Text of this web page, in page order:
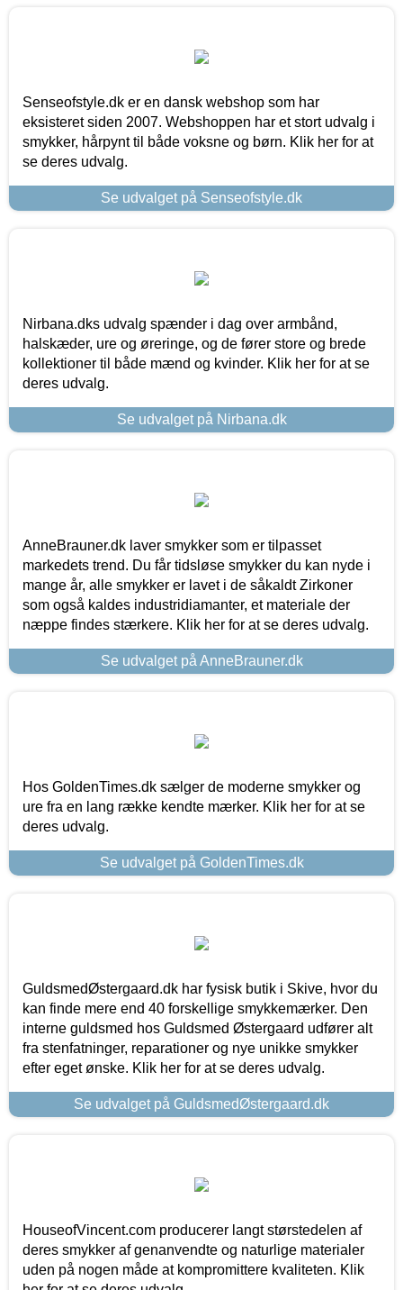
Senseofstyle.dk er en dansk webshop som har
eksisteret siden 2007. Webshoppen har et stort udvalg i
smykker, hårpynt til både voksne og børn. Klik her for at
se deres udvalg.
Se udvalget på Senseofstyle.dk
Nirbana.dks udvalg spænder i dag over armbånd,
halskæder, ure og øreringe, og de fører store og brede
kollektioner til både mænd og kvinder. Klik her for at se
deres udvalg.
Se udvalget på Nirbana.dk
AnneBrauner.dk laver smykker som er tilpasset
markedets trend. Du får tidsløse smykker du kan nyde i
mange år, alle smykker er lavet i de såkaldt Zirkoner
som også kaldes industridiamanter, et materiale der
næppe findes stærkere. Klik her for at se deres udvalg.
Se udvalget på AnneBrauner.dk
Hos GoldenTimes.dk sælger de moderne smykker og
ure fra en lang række kendte mærker. Klik her for at se
deres udvalg.
Se udvalget på GoldenTimes.dk
GuldsmedØstergaard.dk har fysisk butik i Skive, hvor du
kan finde mere end 40 forskellige smykkemærker. Den
interne guldsmed hos Guldsmed Østergaard udfører alt
fra stenfatninger, reparationer og nye unikke smykker
efter eget ønske. Klik her for at se deres udvalg.
Se udvalget på GuldsmedØstergaard.dk
HouseofVincent.com producerer langt størstedelen af
deres smykker af genanvendte og naturlige materialer
uden på nogen måde at kompromittere kvaliteten. Klik